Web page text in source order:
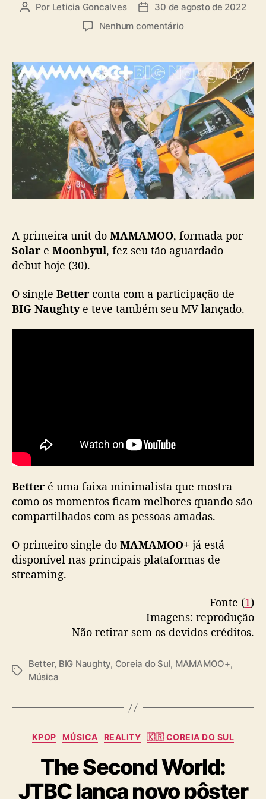
c
m
f
ã
s
a
A
r
d
o
p
o
s
t
Por Leticia Goncalves
D
d
e
p
u
b
l
i
c
a
ç
ã
30 de agosto de 2022
Nenhum comentárioe
A
M
A
M
O
O
+
d
e
b
u
c
o
n
g
A primeira unit do MAMAMOO, formada por
Solar e Moonbyul, fez seu tão aguardado
debut hoje (30).
O single Better conta com a participação de
BIG Naughtye teve também seu MV lançado.
Better é uma faixa minimalista que mostra
como os momentos ficam melhores quando são
compartilhados com as pessoas amadas.
O primeiro single do MAMAMOO+ já está
disponível nas principais plataformas de
streaming.
Fonte (1)
Imagens: reprodução
Não retirar sem os devidos créditos.
T
s
Better, BIG Naughty, Coreia do Sul, MAMAMOO+,
Música
C
t
e
g
KPOP MÚSICA REALITY 🇰🇷 COREIA DO SUL
The Second World:
JTBC lança novo pôster